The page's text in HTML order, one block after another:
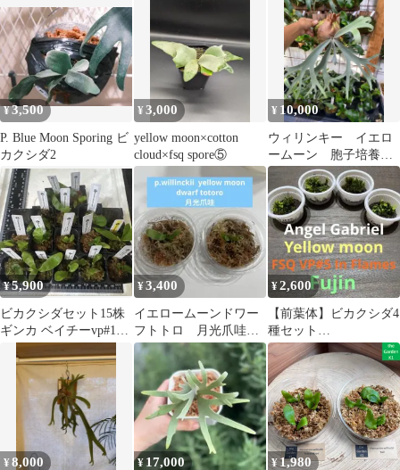
¥3,500
P. Blue Moon Sporing ビ
カクシダ2
¥3,000
yellow moon×cotton
cloud×fsq spore⑤
¥ 10,000
ウィリンキー イエロ
ームーン 胞子培養
7/29
¥5,900
ビカクシダセット15株
ギンカ ベイチーvp#16
イエロームーンなど
¥3,400
イエロームーンドワー
フトトロ 月光爪哇
セット ①
¥2,600
【前葉体】ビカクシダ4
種セット
(AngelGabriel/Fujin他)胞
子培養
¥8,000 ¥ 17,000 ¥ 1,980